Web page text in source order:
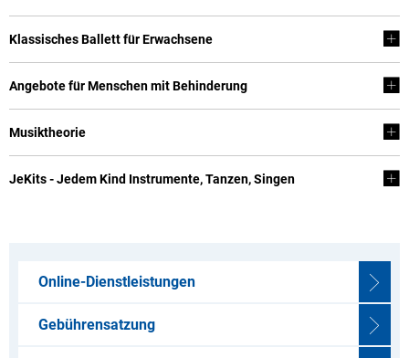
Klassisches Ballett für Erwachsene
Angebote für Menschen mit Behinderung
Musiktheorie
JeKits - Jedem Kind Instrumente, Tanzen, Singen
Online-Dienstleistungen
Gebührensatzung